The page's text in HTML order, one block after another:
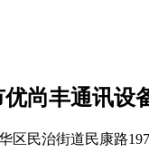
尚丰通讯设
区民治街道民康路